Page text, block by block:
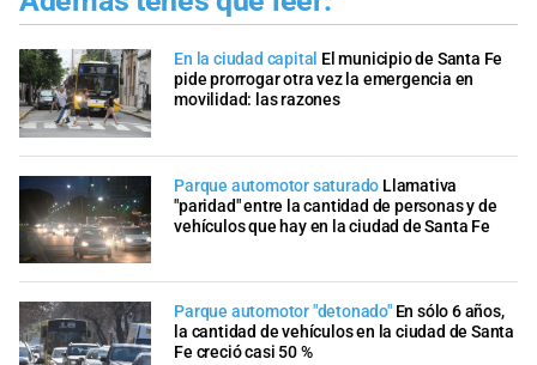
En la ciudad capital El municipio de Santa Fe
pide prorrogar otra vez la emergencia en
movilidad: las razones
Parque automotor saturado Llamativa
"paridad" entre la cantidad de personas y de
vehículos que hay en la ciudad de Santa Fe
Parque automotor "detonado" En sólo 6 años,
la cantidad de vehículos en la ciudad de Santa
Fe creció casi 50 %